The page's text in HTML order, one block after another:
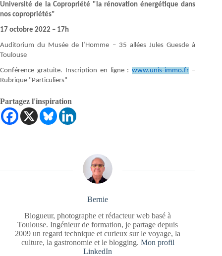
Université de la Copropriété "la rénovation énergétique dans
nos copropriétés"
17 octobre 2022 – 17h
Auditorium du Musée de l’Homme – 35 allées Jules Guesde à
Toulouse
Conférence gratuite. Inscription en ligne :www.unis-immo.fr –
Rubrique "Particuliers"
Partagez l'inspiration
Bernie
Blogueur, photographe et rédacteur web basé à
Toulouse. Ingénieur de formation, je partage depuis
2009 un regard technique et curieux sur le voyage, la
culture, la gastronomie et le blogging. Mon profil
LinkedIn